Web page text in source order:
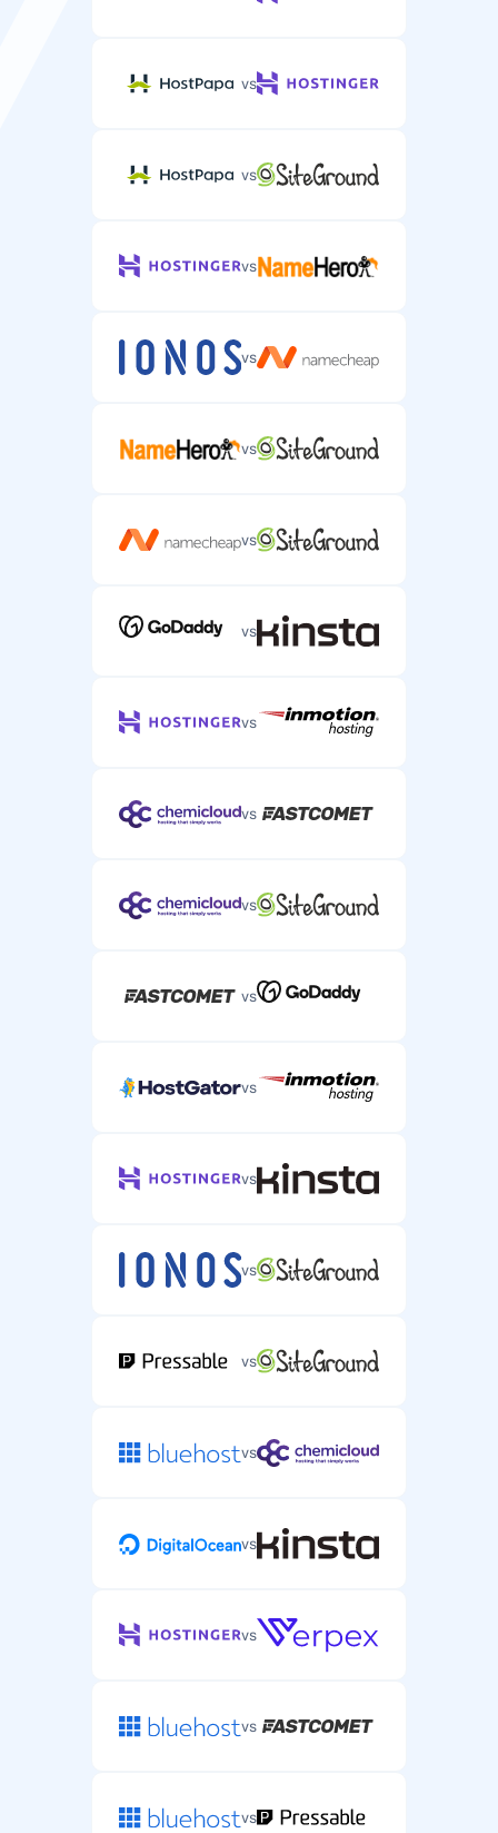
vs
vs
vs
vs
vs
vs
vs
vs
vs
vs
vs
vs
vs
vs
vs
vs
vs
vs
vs
vs